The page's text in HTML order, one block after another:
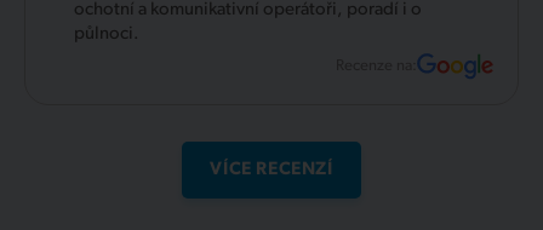
ochotní a komunikativní operátoři, poradí i o
půlnoci.
Recenze na:
VÍCE RECENZÍ